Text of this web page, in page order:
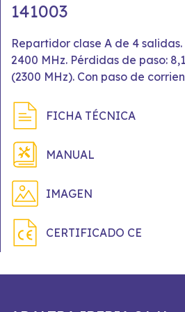
141003
Repartidor clase A de 4
2400 MHz. Pérdidas de paso:
(2300 MHz). Con paso de
FICHA TÉCNICA
MANUAL
IMAGEN
CERTIFICADO CE